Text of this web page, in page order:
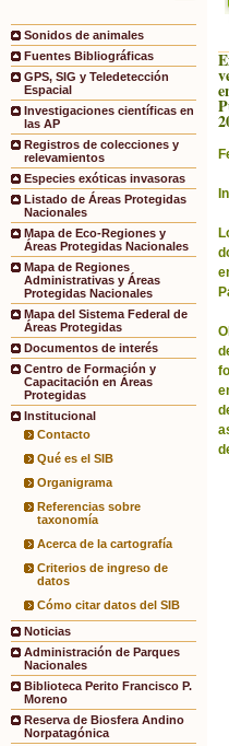
Sonidos de animales
Fuentes Bibliográficas
GPS, SIG y Teledetección
Espacial
Investigaciones científicas en
las AP
Registros de colecciones y
relevamientos
Especies exóticas invasoras
Listado de Áreas Protegidas
Nacionales
Mapa de Eco-Regiones y
Áreas Protegidas Nacionales
Mapa de Regiones
Administrativas y Áreas
Protegidas Nacionales
Mapa del Sistema Federal de
Áreas Protegidas
Documentos de interés
Centro de Formación y
Capacitación en Áreas
Protegidas
Institucional
Contacto
Qué es el SIB
Organigrama
Referencias sobre
taxonomía
Acerca de la cartografía
Criterios de ingreso de
datos
Cómo citar datos del SIB
Noticias
Administración de Parques
Nacionales
Biblioteca Perito Francisco P.
Moreno
Reserva de Biosfera Andino
Norpatagónica